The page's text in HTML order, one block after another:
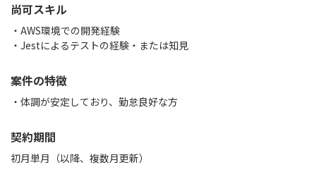
尚可スキル
・AWS環境での開発経験
・Jestによるテストの経験・または知見
案件の特徴
・体調が安定しており、勤怠良好な方
契約期間
初月単月（以降、複数月更新）